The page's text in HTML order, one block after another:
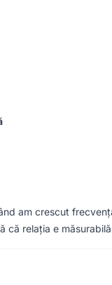
am crescut
că relația e